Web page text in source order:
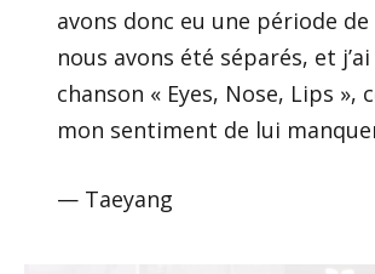
avons donc eu une période
nous avons été séparés, et
chanson « Eyes, Nose, Lips »,
mon sentiment de lui
— Taeyang